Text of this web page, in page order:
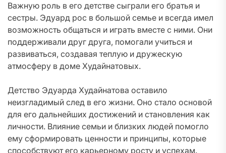
Важную роль в его детстве сыграли его братья и
сестры. Эдуард рос в большой семье и всегда имел
возможность общаться и играть вместе с ними. Они
поддерживали друг друга, помогали учиться и
развиваться, создавая теплую и дружескую
атмосферу в доме Худайнатовых.
Детство Эдуарда Худайнатова оставило
неизгладимый след в его жизни. Оно стало основой
для его дальнейших достижений и становления как
личности. Влияние семьи и близких людей помогло
ему сформировать ценности и принципы, которые
способствуют его карьерному росту и успехам.